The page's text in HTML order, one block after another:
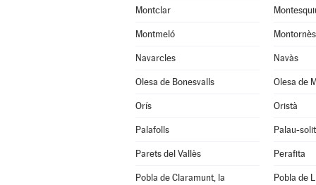
Montclar
Montmeló
Navarcles Navàs
Olesa de Bonesvalls Olesa de
Orís Oristà
Palafolls Palau-
Parets del Vallès Perafita
Pobla de Claramunt, la Pobla de